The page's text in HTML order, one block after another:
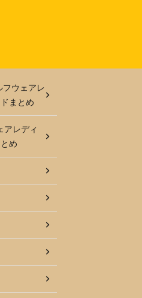
ウェアレ
まとめ
アレディ
め